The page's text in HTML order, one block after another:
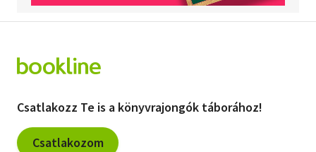
Csatlakozz Te is a könyvrajongók táborához!
Csatlakozom